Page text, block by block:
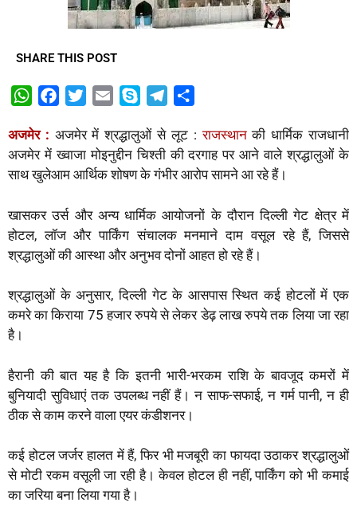
SHARE THIS POST
W
a
t
s
p
p
c
e
b
o
k
i
t
r
a
i
l
y
p
e
e
g
a
m
a
r
e
अजमेर : अजमेर में श्रद्धालुओं से लूट :राजस्थानकी धार्मिक राजधानी
अजमेर में ख्वाजा मोइनुद्दीन चिश्ती की दरगाह पर आने वाले श्रद्धालुओं के
साथ खुलेआम आर्थिक शोषण के गंभीर आरोप सामने आ रहे हैं।
खासकर उर्स और अन्य धार्मिक आयोजनों के दौरान दिल्ली गेट क्षेत्र में
होटल, लॉज और पार्किंग संचालक मनमाने दाम वसूल रहे हैं, जिससे
श्रद्धालुओं की आस्था और अनुभव दोनों आहत हो रहे हैं।
श्रद्धालुओं के अनुसार, दिल्ली गेट के आसपास स्थित कई होटलों में एक
कमरे का किराया 75 हजार रुपये से लेकर डेढ़ लाख रुपये तक लिया जा रहा
है।
हैरानी की बात यह है कि इतनी भारी-भरकम राशि के बावजूद कमरों में
बुनियादी सुविधाएं तक उपलब्ध नहीं हैं। न साफ-सफाई, न गर्म पानी, न ही
ठीक से काम करने वाला एयर कंडीशनर।
कई होटल जर्जर हालत में हैं, फिर भी मजबूरी का फायदा उठाकर श्रद्धालुओं
से मोटी रकम वसूली जा रही है। केवल होटल ही नहीं, पार्किंग को भी कमाई
का जरिया बना लिया गया है।